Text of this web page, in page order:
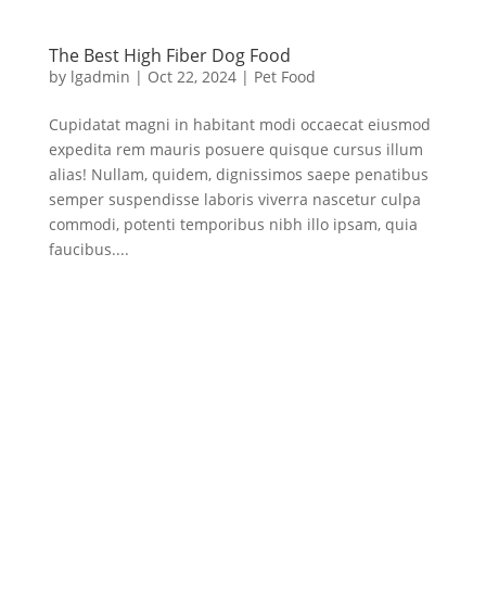
The Best High Fiber Dog Food
by lgadmin | Oct 22, 2024| Pet Food
Cupidatat magni in habitant modi occaecat eiusmod
expedita rem mauris posuere quisque cursus illum
alias! Nullam, quidem, dignissimos saepe penatibus
semper suspendisse laboris viverra nascetur culpa
commodi, potenti temporibus nibh illo ipsam, quia
faucibus....